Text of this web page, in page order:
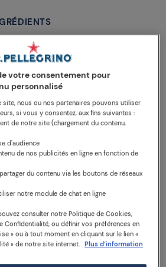
ET CALORIES
sanguine se distingue par
et rafraichissante. Inspirée des
cette boisson mélange une touche
arômes naturels, pour un plaisir
sans calorie. Alors détendez-vous
avec SANPELLEGRINO®
votre consentement pour
personnalisé
nous ou nos partenaires pouvons utiliser
si vous y consentez, aux fins suivantes :
de notre site (chargement du contenu,
d'audience
de nos publicités en ligne en fonction de
du contenu via les boutons de réseaux
notre module de chat en ligne
consulter notre Politique de Cookies,
Confidentialité, ou définir vos préférences en
» ou à tout moment en cliquant sur le lien «
» de notre site internet. Plus d’information